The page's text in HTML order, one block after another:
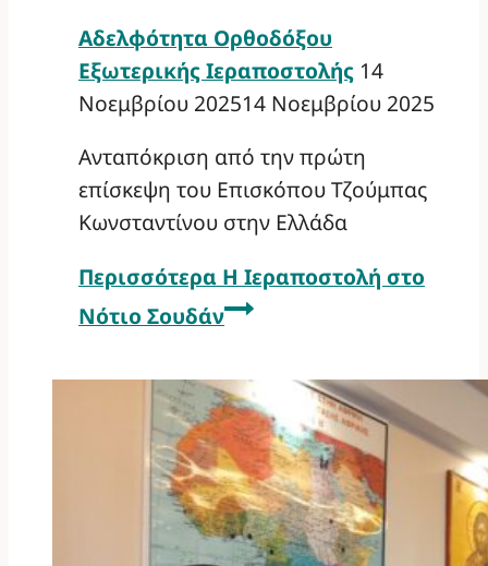
Αδελφότητα Ορθοδόξου
Εξωτερικής Ιεραποστολής 14
Νοεμβρίου 202514 Νοεμβρίου 2025
Ανταπόκριση από την πρώτη
επίσκεψη του Επισκόπου Τζούμπας
Κωνσταντίνου στην Ελλάδα
Περισσότερα Η Ιεραποστολή στο
Νότιο Σουδάν